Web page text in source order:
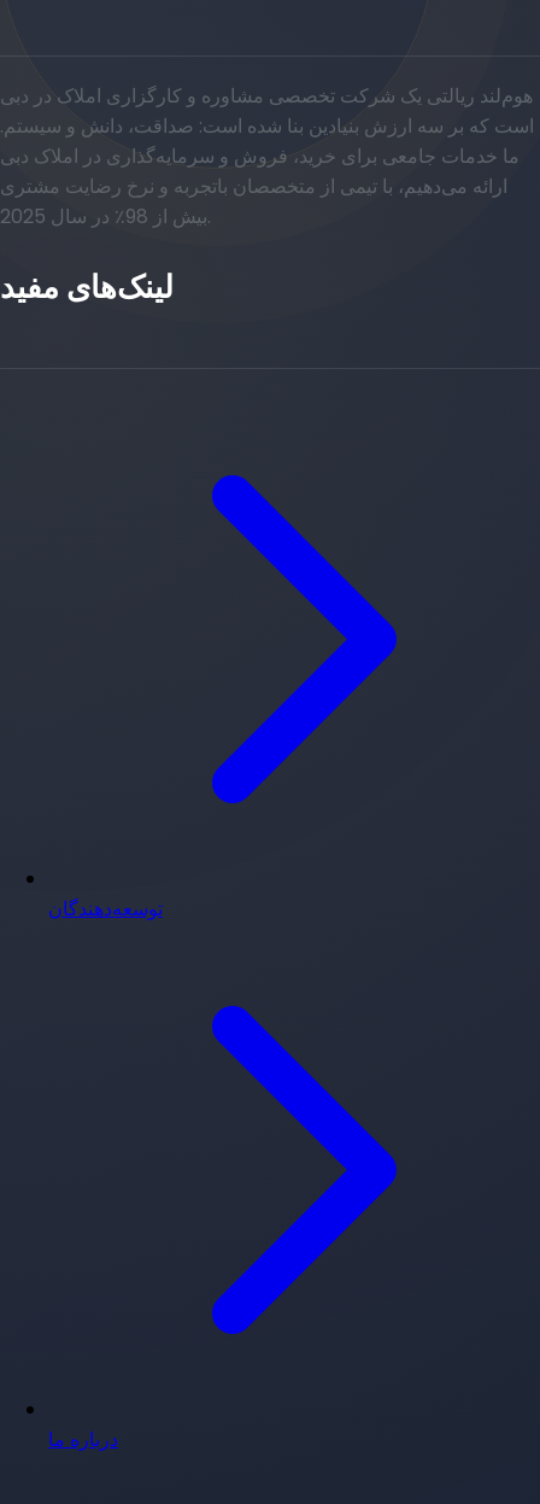
هوم‌لند ریالتی یک شرکت تخصصی مشاوره و کارگزاری املاک در دبی
است که بر سه ارزش بنیادین بنا شده است: صداقت، دانش و سیستم.
ما خدمات جامعی برای خرید، فروش و سرمایه‌گذاری در املاک دبی
ارائه می‌دهیم، با تیمی از متخصصان باتجربه و نرخ رضایت مشتری
بیش از 98٪ در سال 2025.
لینک‌های مفید
توسعه‌دهندگان
درباره ما